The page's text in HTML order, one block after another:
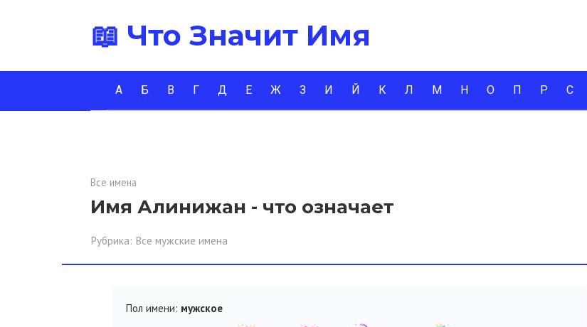
📖 Что Значит Имя
А Б В Г Д Е Ж З И Й К Л М Н О П Р С
Все имена
Имя Алинижан - что означает
Рубрика: Все мужские имена
Пол имени: мужское